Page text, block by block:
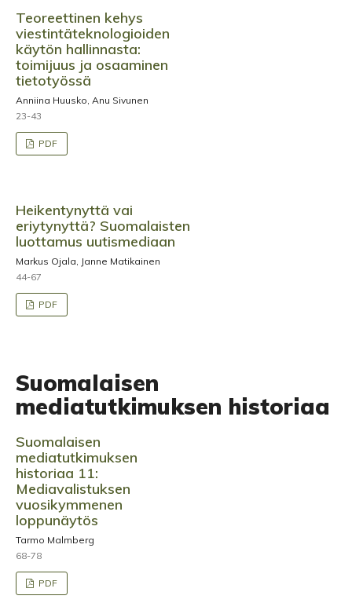
Teoreettinen kehys
viestintäteknologioiden
käytön hallinnasta:
toimijuus ja osaaminen
tietotyössä
Anniina Huusko, Anu Sivunen
23-43
PDF
Heikentynyttä vai
eriytynyttä? Suomalaisten
luottamus uutismediaan
Markus Ojala, Janne Matikainen
44-67
PDF
Suomalaisen
mediatutkimuksen historiaa
Suomalaisen
mediatutkimuksen
historiaa 11:
Mediavalistuksen
vuosikymmenen
loppunäytös
Tarmo Malmberg
68-78
PDF